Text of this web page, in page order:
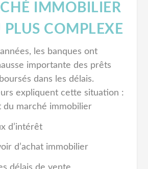
IMMOBILIER
PLUS COMPLEXE
les banques ont
importante des prêts
dans les délais.
expliquent cette situation :
du marché immobilier
d’intérêt
d’achat immobilier